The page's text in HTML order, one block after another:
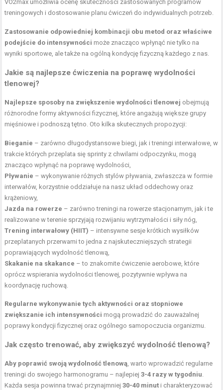
VO2max umożliwia ocenę skuteczności zastosowanych programów
treningowych i dostosowanie planu ćwiczeń do indywidualnych potrzeb.
Zastosowanie odpowiedniej kombinacji obu metod oraz właściwe
podejście do intensywności może znacząco wpłynąć nie tylko na
wyniki sportowe, ale także na ogólną kondycję fizyczną każdego z nas.
Jakie są najlepsze ćwiczenia na poprawę wydolności
tlenowej?
Najlepsze sposoby na zwiększenie wydolności tlenowej obejmują
różnorodne formy aktywności fizycznej, które angażują większe grupy
mięśniowe i podnoszą tętno. Oto kilka skutecznych propozycji:
Bieganie – zarówno długodystansowe biegi, jak i treningi interwałowe, w
trakcie których przeplata się sprinty z chwilami odpoczynku, mogą
znacząco wpłynąć na poprawę wydolności,
Pływanie – wykonywanie różnych stylów pływania, zwłaszcza w formie
interwałów, korzystnie oddziałuje na nasz układ oddechowy oraz
krążeniowy,
Jazda na rowerze – zarówno treningi na rowerze stacjonarnym, jak i te
realizowane w terenie sprzyjają rozwijaniu wytrzymałości i siły nóg,
Trening interwałowy (HIIT) – intensywne sesje krótkich wysiłków
przeplatanych przerwami to jedna z najskuteczniejszych strategii
poprawiających wydolność tlenową,
Skakanie na skakance – to znakomite ćwiczenie aerobowe, które
oprócz wspierania wydolności tlenowej, pozytywnie wpływa na
koordynację ruchową.
Regularne wykonywanie tych aktywności oraz stopniowe
zwiększanie ich intensywności mogą prowadzić do zauważalnej
poprawy kondycji fizycznej oraz ogólnego samopoczucia organizmu.
Jak często trenować, aby zwiększyć wydolność tlenową?
Aby poprawić swoją wydolność tlenową, warto wprowadzić regularne
treningi do swojego harmonogramu – najlepiej3-4 razy w tygodniu.
Każda sesja powinna trwać przynajmniej30-40 minut i charakteryzować